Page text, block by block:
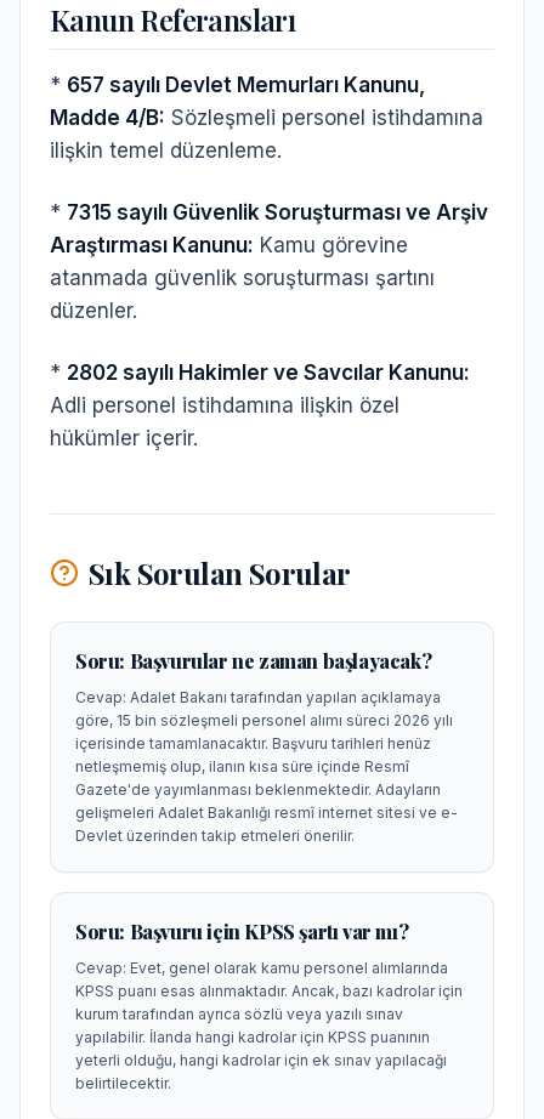
Kanun Referansları
* 657 sayılı Devlet Memurları Kanunu,
Madde 4/B: Sözleşmeli personel istihdamına
ilişkin temel düzenleme.
* 7315 sayılı Güvenlik Soruşturması ve Arşiv
Araştırması Kanunu: Kamu görevine
atanmada güvenlik soruşturması şartını
düzenler.
* 2802 sayılı Hakimler ve Savcılar Kanunu:
Adli personel istihdamına ilişkin özel
hükümler içerir.
Sık Sorulan Sorular
Soru: Başvurular ne zaman başlayacak?
Cevap: Adalet Bakanı tarafından yapılan açıklamaya
göre, 15 bin sözleşmeli personel alımı süreci 2026 yılı
içerisinde tamamlanacaktır. Başvuru tarihleri henüz
netleşmemiş olup, ilanın kısa süre içinde Resmî
Gazete'de yayımlanması beklenmektedir. Adayların
gelişmeleri Adalet Bakanlığı resmî internet sitesi ve e-
Devlet üzerinden takip etmeleri önerilir.
Soru: Başvuru için KPSS şartı var mı?
Cevap: Evet, genel olarak kamu personel alımlarında
KPSS puanı esas alınmaktadır. Ancak, bazı kadrolar için
kurum tarafından ayrıca sözlü veya yazılı sınav
yapılabilir. İlanda hangi kadrolar için KPSS puanının
yeterli olduğu, hangi kadrolar için ek sınav yapılacağı
belirtilecektir.